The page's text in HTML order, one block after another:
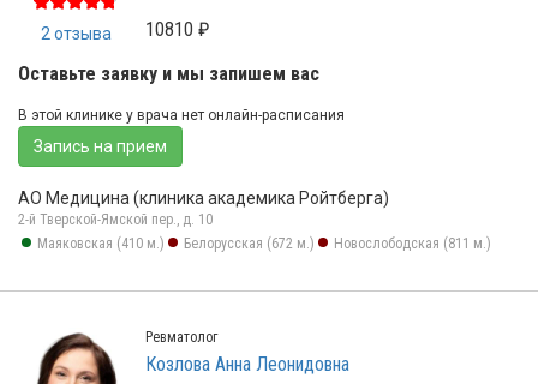
2 отзыва
10810 ₽
Оставьте заявку и мы запишем вас
В этой клинике у врача нет онлайн-расписания
Запись на прием
АО Медицина (клиника академика Ройтберга)
2-й Тверской-Ямской пер., д. 10
Маяковская (410 м.)
Белорусская (672 м.) Новослободская (811 м.)
Ревматолог
Козлова Анна Леонидовна